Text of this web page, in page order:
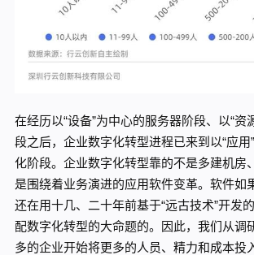
在经历以“设备”为中心的服务器阶段、以“资
段之后，企业数字化转型进程已来到以“应用
化阶段。企业数字化转型靠的不是多建机房
是围绕着业务演进的应用软件变革。软件如
还在用十几、二十年前基于“远古技术”开发
配数字化转型的大命题的。因此，我们从调
多的企业开始将更多的人员、精力和成本投